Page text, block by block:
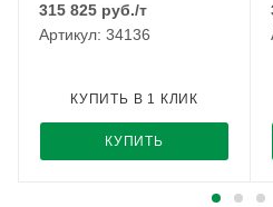
315 825 руб./т
Артикул: 34136
КУПИТЬ
КУПИТЬ В 1 КЛИК